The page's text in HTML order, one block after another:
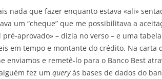
nada que fazer enquanto estava «ali»
um “cheque” que me possibilitava a
aprovado» – dizia no verso – e uma
em tempo e montante do crédito. Na carta
e remetê-lo para o Banco Best
fez um queryàs bases de dados do